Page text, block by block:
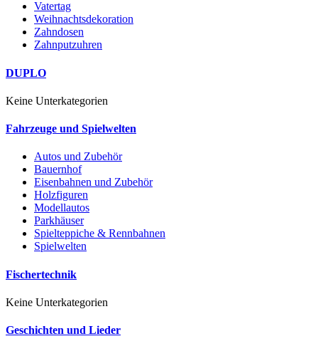
Vatertag
Weihnachtsdekoration
Zahndosen
Zahnputzuhren
DUPLO
Keine Unterkategorien
Fahrzeuge und Spielwelten
Autos und Zubehör
Bauernhof
Eisenbahnen und Zubehör
Holzfiguren
Modellautos
Parkhäuser
Spielteppiche & Rennbahnen
Spielwelten
Fischertechnik
Keine Unterkategorien
Geschichten und Lieder